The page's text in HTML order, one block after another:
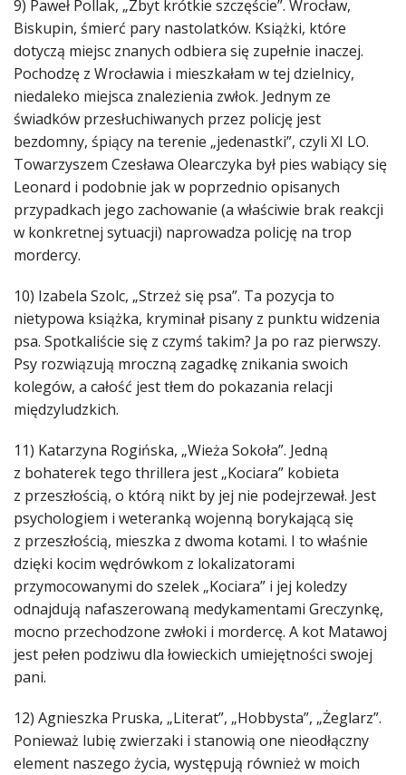
9) Paweł Pollak, „Zbyt krótkie szczęście”. Wrocław,
Biskupin, śmierć pary nastolatków. Książki, które
dotyczą miejsc znanych odbiera się zupełnie inaczej.
Pochodzę z Wrocławia i mieszkałam w tej dzielnicy,
niedaleko miejsca znalezienia zwłok. Jednym ze
świadków przesłuchiwanych przez policję jest
bezdomny, śpiący na terenie „jedenastki”, czyli XI LO.
Towarzyszem Czesława Olearczyka był pies wabiący się
Leonard i podobnie jak w poprzednio opisanych
przypadkach jego zachowanie (a właściwie brak reakcji
w konkretnej sytuacji) naprowadza policję na trop
mordercy.
10) Izabela Szolc, „Strzeż się psa”. Ta pozycja to
nietypowa książka, kryminał pisany z punktu widzenia
psa. Spotkaliście się z czymś takim? Ja po raz pierwszy.
Psy rozwiązują mroczną zagadkę znikania swoich
kolegów, a całość jest tłem do pokazania relacji
międzyludzkich.
11) Katarzyna Rogińska, „Wieża Sokoła”. Jedną
z bohaterek tego thrillera jest „Kociara” kobieta
z przeszłością, o którą nikt by jej nie podejrzewał. Jest
psychologiem i weteranką wojenną borykającą się
z przeszłością, mieszka z dwoma kotami. I to właśnie
dzięki kocim wędrówkom z lokalizatorami
przymocowanymi do szelek „Kociara” i jej koledzy
odnajdują nafaszerowaną medykamentami Greczynkę,
mocno przechodzone zwłoki i mordercę. A kot Matawoj
jest pełen podziwu dla łowieckich umiejętności swojej
pani.
12) Agnieszka Pruska, „Literat”, „Hobbysta”, „Żeglarz”.
Ponieważ lubię zwierzaki i stanowią one nieodłączny
element naszego życia, występują również w moich